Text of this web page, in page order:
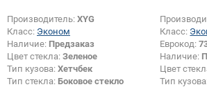
Производитель: XYG
Класс: Эконом
Наличие: Предзаказ
Цвет стекла: Зеленое
Тип кузова: Хетчбек
Тип стекла: Боковое стекло
Класс:
Еврокод:
Наличие:
Цвет
Тип